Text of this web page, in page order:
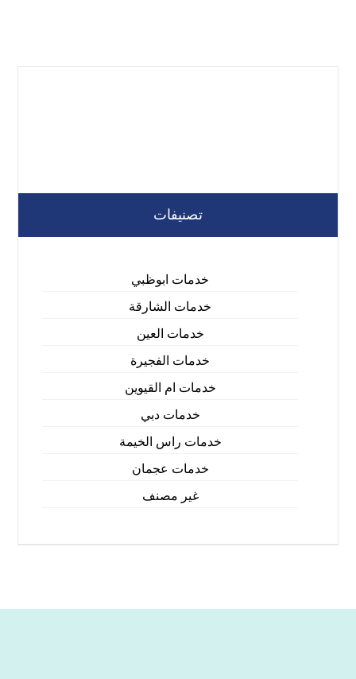
تصنيفات
خدمات ابوظبي
خدمات الشارقة
خدمات العين
خدمات الفجيرة
خدمات ام القيوين
خدمات دبي
خدمات راس الخيمة
خدمات عجمان
غير مصنف